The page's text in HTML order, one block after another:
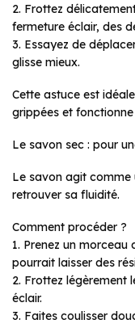
2. Frottez
fermeture éclair, des
3. Essayez de
glisse mieux.
Cette astuce est
grippées et
Le savon sec : pour
Le savon agit
retrouver sa fluidité.
Comment procéder ?
1. Prenez un
pourrait laisser des
2. Frottez légèrement
éclair.
3. Faites coulisser